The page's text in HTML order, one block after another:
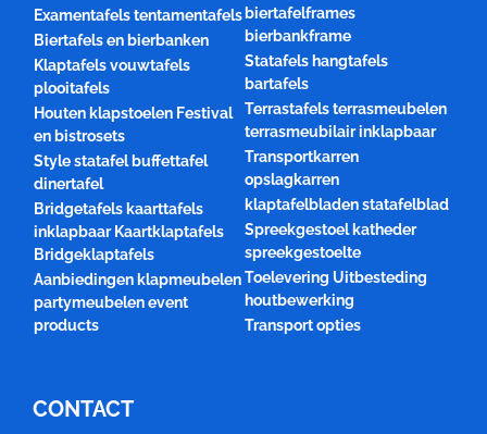
Examentafels tentamentafels
Biertafels en bierbanken
Klaptafels vouwtafels
plooitafels
Houten klapstoelen Festival
en bistrosets
Style statafel buffettafel
dinertafel
Bridgetafels kaarttafels
inklapbaar Kaartklaptafels
Bridgeklaptafels
Aanbiedingen klapmeubelen
partymeubelen event
products
biertafelframes
bierbankframe
Statafels hangtafels
bartafels
Terrastafels terrasmeubelen
terrasmeubilair inklapbaar
Transportkarren
opslagkarren
klaptafelbladen statafelblad
Spreekgestoel katheder
spreekgestoelte
Toelevering Uitbesteding
houtbewerking
Transport opties
CONTACT